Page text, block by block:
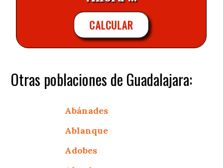
CALCULAR
Otras poblaciones de Guadalajara:
Abánades
Ablanque
Adobes